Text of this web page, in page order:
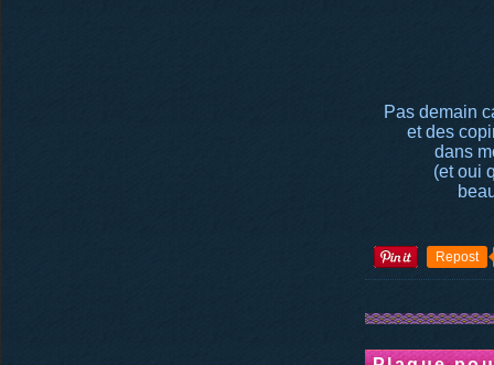
Pas demain
et des
dans
(et oui
Repost